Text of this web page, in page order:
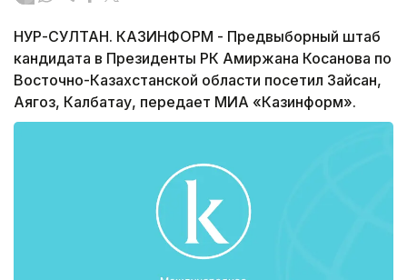
НУР-СУЛТАН. КАЗИНФОРМ - Предвыборный штаб
кандидата в Президенты РК Амиржана Косанова по
Восточно-Казахстанской области посетил Зайсан,
Аягоз, Калбатау, передает МИА «Казинформ».